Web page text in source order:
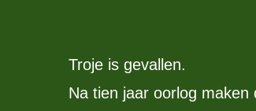
Troje is gevallen.
Na tien jaar oorlog